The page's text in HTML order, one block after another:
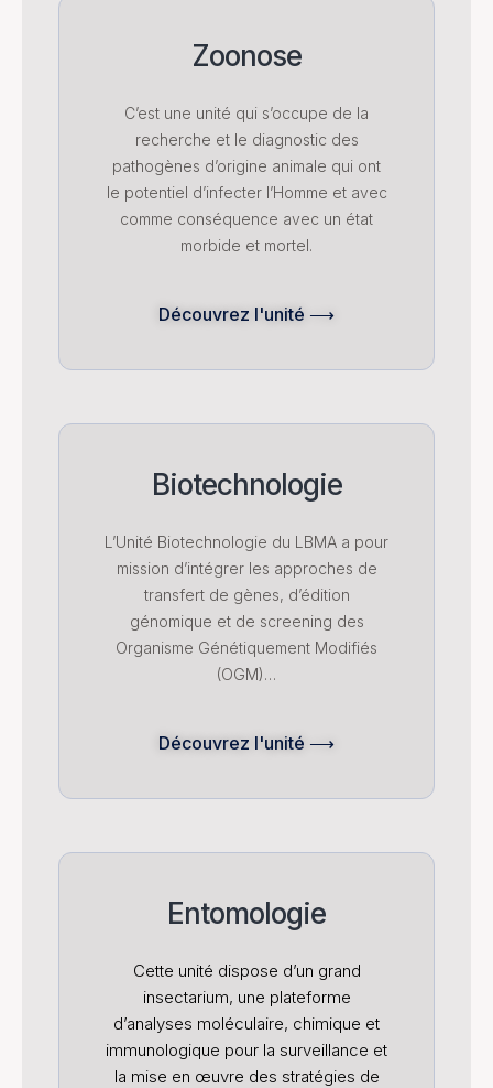
Zoonose
C’est une unité qui s’occupe de la
recherche et le diagnostic des
pathogènes d’origine animale qui ont
le potentiel d’infecter l’Homme et avec
comme conséquence avec un état
morbide et mortel.
Découvrez l'unité ⟶
Biotechnologie
L’Unité Biotechnologie du LBMA a pour
mission d’intégrer les approches de
transfert de gènes, d’édition
génomique et de screening des
Organisme Génétiquement Modifiés
(OGM)…
Découvrez l'unité ⟶
Entomologie
Cette unité dispose d’un grand
insectarium, une plateforme
d’analyses moléculaire, chimique et
immunologique pour la surveillance et
la mise en œuvre des stratégies de